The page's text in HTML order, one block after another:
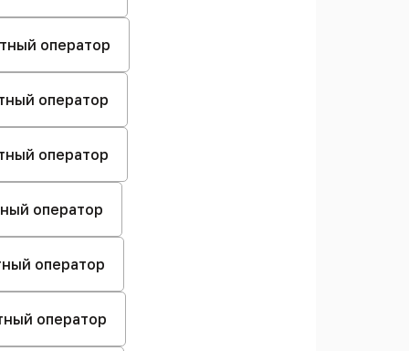
оператор
оператор
оператор
оператор
оператор
оператор